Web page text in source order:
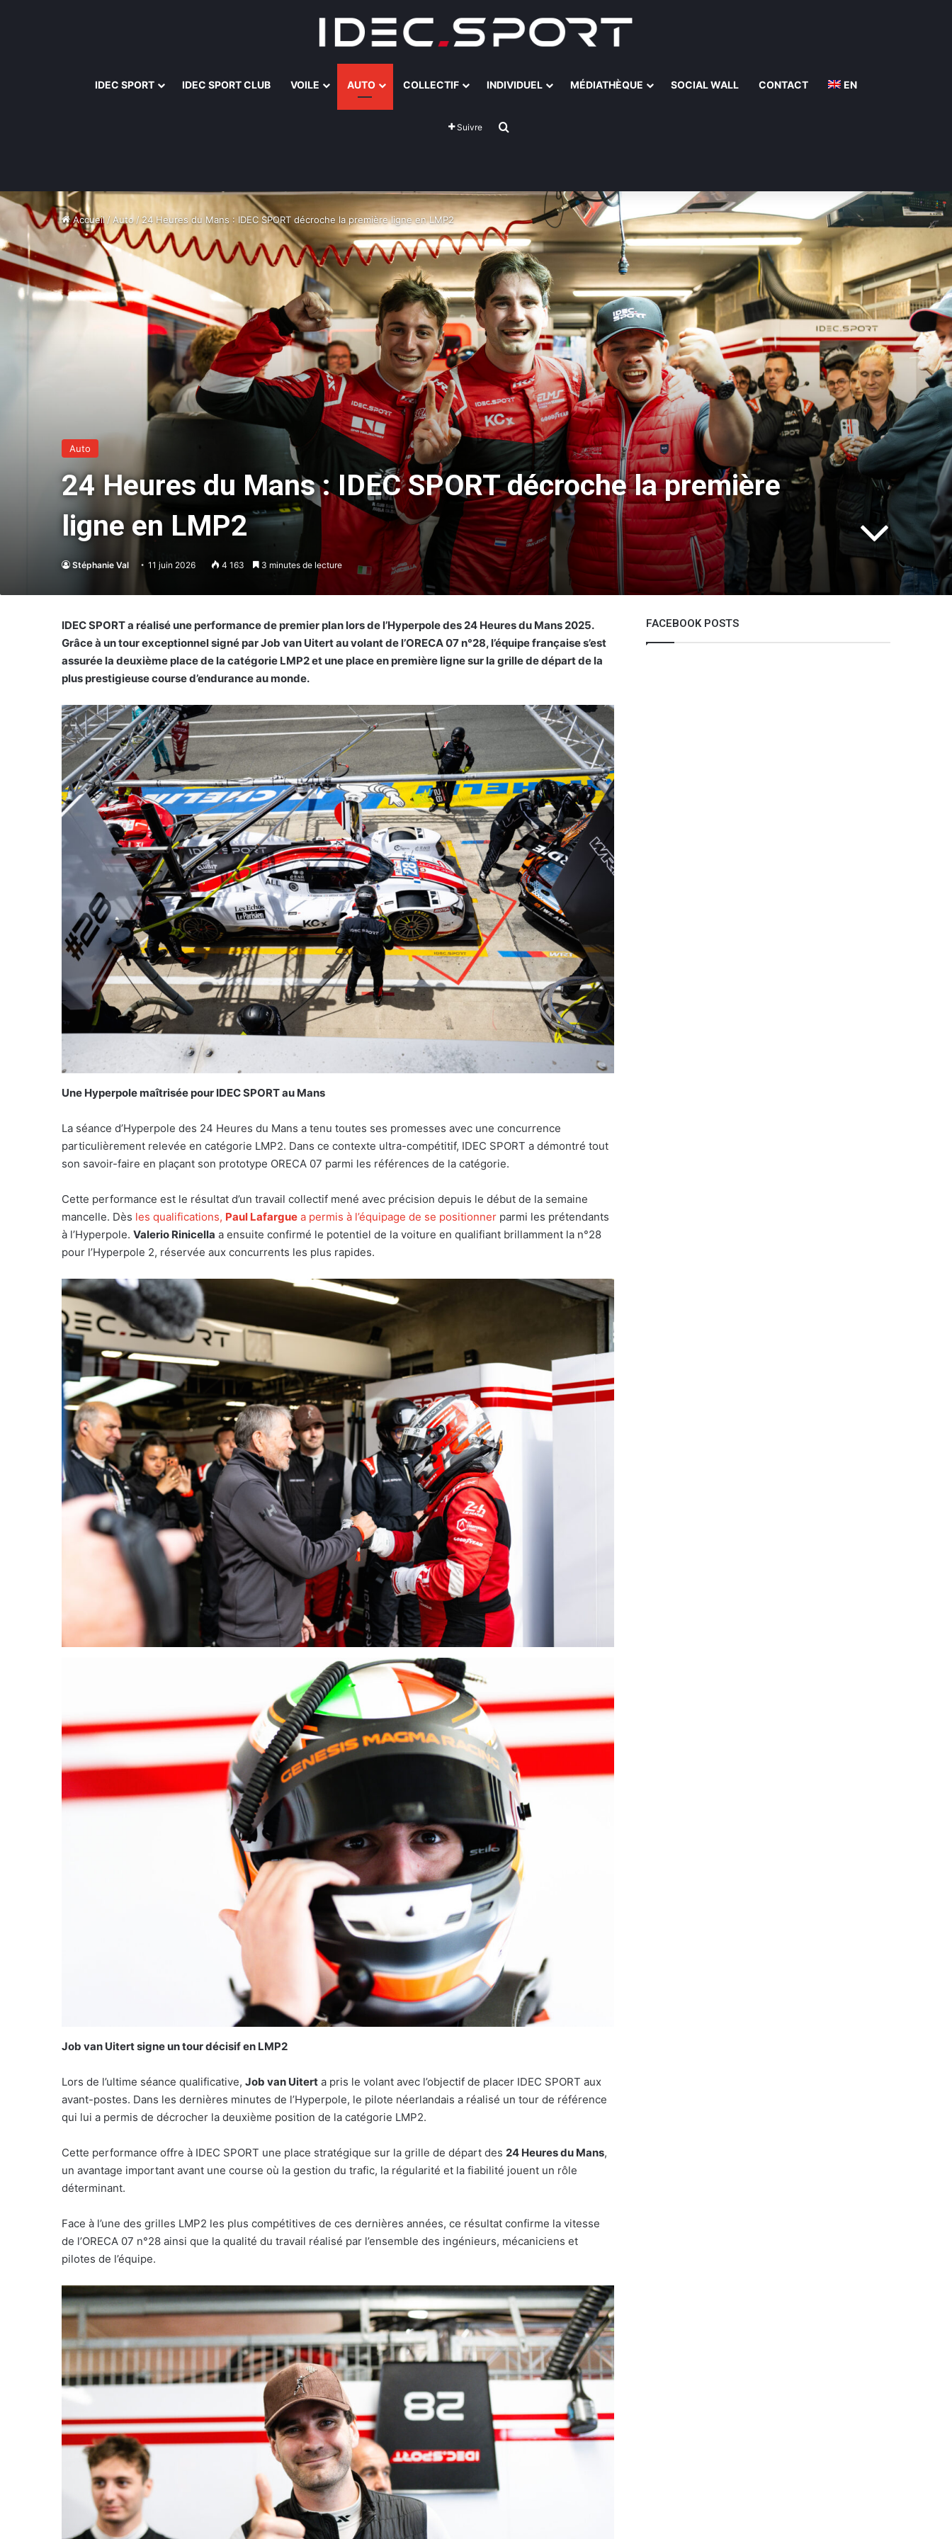
IDEC SPORT IDEC SPORT CLUB VOILE AUTO COLLECTIF INDIVIDUEL MÉDIATHÈQUE SOCIAL WALL CONTACT EN
Suivre
Accueil/ Auto/ 24 Heures du Mans : IDEC SPORT décroche la première ligne en LMP2
Auto
24 Heures du Mans : IDEC SPORT décroche la première
ligne en LMP2
Stéphanie Val 11 juin 2026 4 163 3 minutes de lecture
IDEC SPORT a réalisé une performance de premier plan lors de l’Hyperpole des 24 Heures du Mans 2025.
Grâce à un tour exceptionnel signé par Job van Uitert au volant de l’ORECA 07 n°28, l’équipe française s’est
assurée la deuxième place de la catégorie LMP2 et une place en première ligne sur la grille de départ de la
plus prestigieuse course d’endurance au monde.
Une Hyperpole maîtrisée pour IDEC SPORT au Mans
La séance d’Hyperpole des 24 Heures du Mans a tenu toutes ses promesses avec une concurrence
particulièrement relevée en catégorie LMP2. Dans ce contexte ultra-compétitif, IDEC SPORT a démontré tout
son savoir-faire en plaçant son prototype ORECA 07 parmi les références de la catégorie.
Cette performance est le résultat d’un travail collectif mené avec précision depuis le début de la semaine
mancelle. Dès les qualifications, Paul Lafargue a permis à l’équipage de se positionner parmi les prétendants
à l’Hyperpole. Valerio Rinicella a ensuite confirmé le potentiel de la voiture en qualifiant brillamment la n°28
pour l’Hyperpole 2, réservée aux concurrents les plus rapides.
Job van Uitert signe un tour décisif en LMP2
Lors de l’ultime séance qualificative, Job van Uitert a pris le volant avec l’objectif de placer IDEC SPORT aux
avant-postes. Dans les dernières minutes de l’Hyperpole, le pilote néerlandais a réalisé un tour de référence
qui lui a permis de décrocher la deuxième position de la catégorie LMP2.
Cette performance offre à IDEC SPORT une place stratégique sur la grille de départ des 24 Heures du Mans,
un avantage important avant une course où la gestion du trafic, la régularité et la fiabilité jouent un rôle
déterminant.
Face à l’une des grilles LMP2 les plus compétitives de ces dernières années, ce résultat confirme la vitesse
de l’ORECA 07 n°28 ainsi que la qualité du travail réalisé par l’ensemble des ingénieurs, mécaniciens et
pilotes de l’équipe.
FACEBOOK POSTS